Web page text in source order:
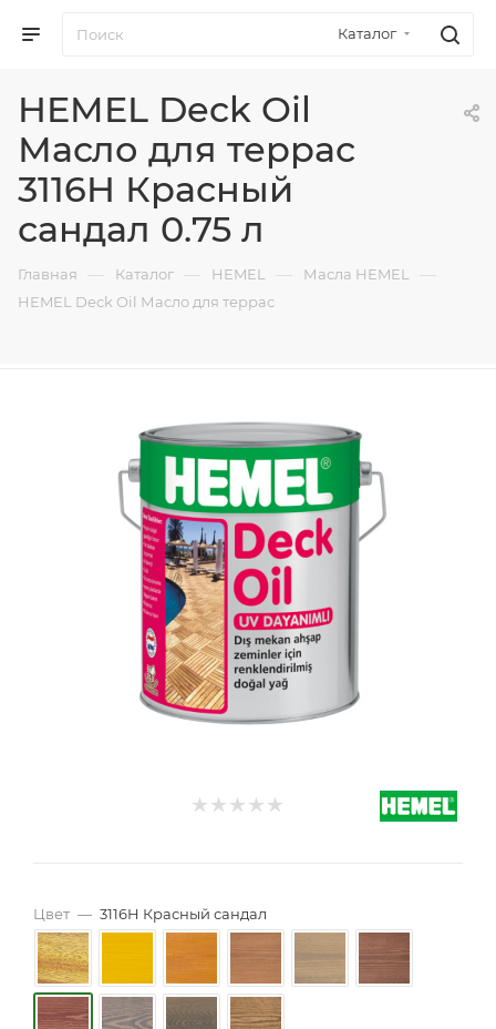
Каталог
HEMEL Deck Oil
Масло для террас
3116H Красный
сандал 0.75 л
Главная — Каталог — HEMEL — Масла HEMEL —
HEMEL Deck Oil Масло для террас
Цвет — 3116H Красный сандал